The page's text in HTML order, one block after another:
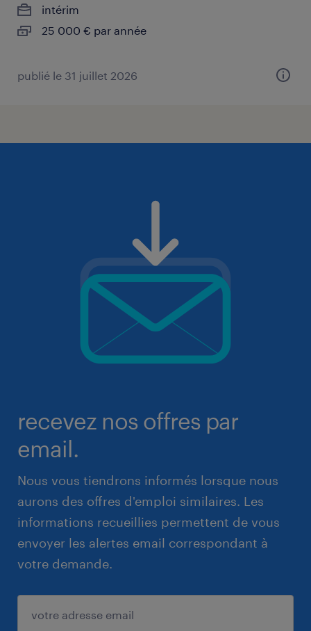
intérim
25 000 € par année
publié le 31 juillet 2026
recevez nos offres par
email.
Nous vous tiendrons informés lorsque nous
aurons des offres d'emploi similaires. Les
informations recueillies permettent de vous
envoyer les alertes email correspondant à
votre demande.